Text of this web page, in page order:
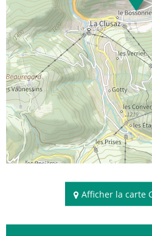
Afficher la carte